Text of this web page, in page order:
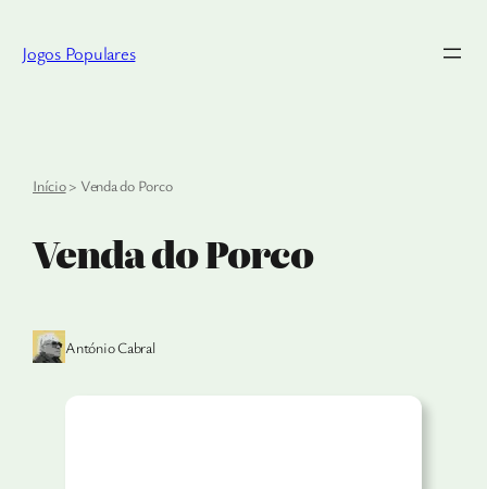
Jogos Populares
Início> Venda do Porco
Venda do Porco
António Cabral